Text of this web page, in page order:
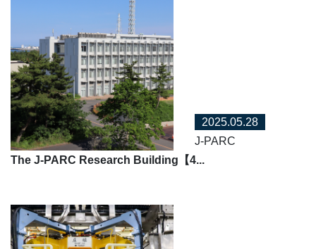
2025.05.28
J-PARC
The J-PARC Research Building【4...